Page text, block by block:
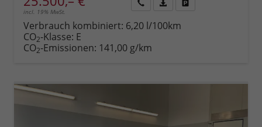
incl. 19% MwSt.
anfordern
Datei,
Verbrauch kombiniert: 6,20 l/100km
CO2-Klasse: E
CO2-Emissionen: 141,00 g/km